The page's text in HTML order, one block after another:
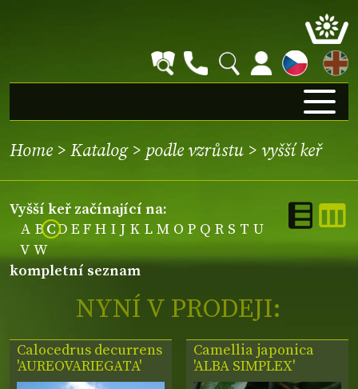
EN
Home > Katalog> podle vzrůstu > vyšší keř
vyšší keř začínající na:
A BCD E F H I J K L M O P Q R S T U
V W
kompletní seznam
NYNÍ V PRODEJI:
Calocedrus decurrens
'AUREOVARIEGATA'
Camellia japonica
'ALBA SIMPLEX'